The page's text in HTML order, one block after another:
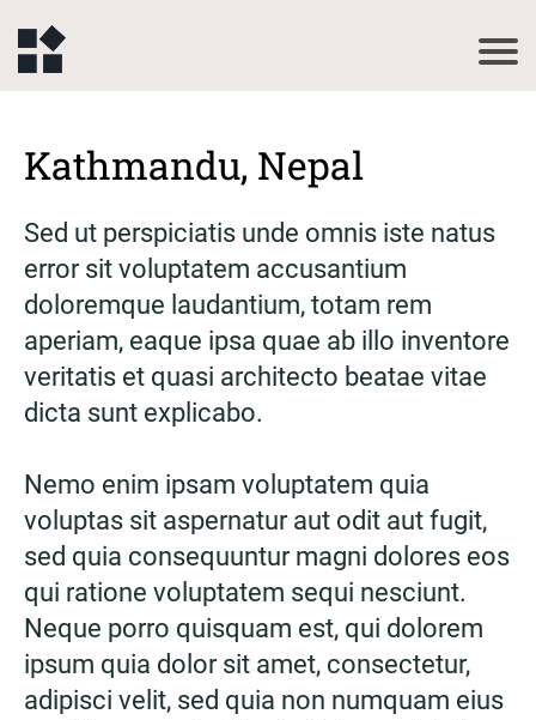
Kathmandu, Nepal
Sed ut perspiciatis unde omnis iste natus
error sit voluptatem accusantium
doloremque laudantium, totam rem
aperiam, eaque ipsa quae ab illo inventore
veritatis et quasi architecto beatae vitae
dicta sunt explicabo.
Nemo enim ipsam voluptatem quia
voluptas sit aspernatur aut odit aut fugit,
sed quia consequuntur magni dolores eos
qui ratione voluptatem sequi nesciunt.
Neque porro quisquam est, qui dolorem
ipsum quia dolor sit amet, consectetur,
adipisci velit, sed quia non numquam eius